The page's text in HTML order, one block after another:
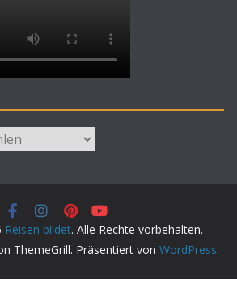
Reisen bildet. Alle Rechte vorbehalten.
ThemeGrill. Präsentiert von WordPress.